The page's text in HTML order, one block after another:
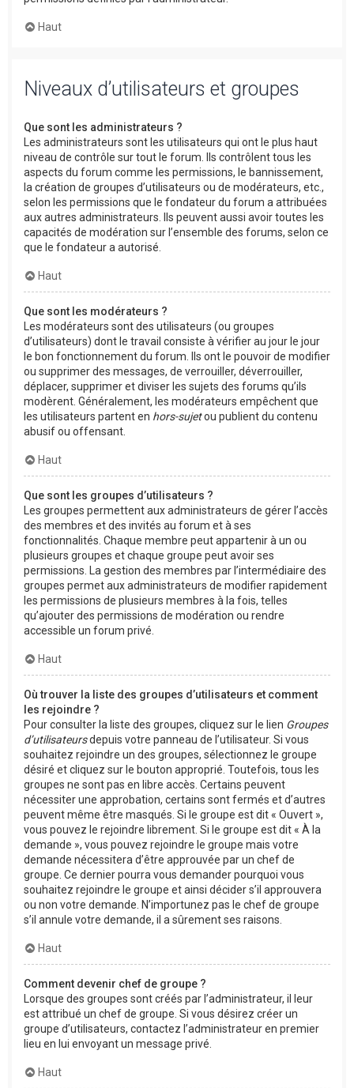
Haut
Niveaux d’utilisateurs et groupes
Que sont les administrateurs ?
Les administrateurs sont les utilisateurs qui ont le plus haut
niveau de contrôle sur tout le forum. Ils contrôlent tous les
aspects du forum comme les permissions, le bannissement,
la création de groupes d’utilisateurs ou de modérateurs, etc.,
selon les permissions que le fondateur du forum a attribuées
aux autres administrateurs. Ils peuvent aussi avoir toutes les
capacités de modération sur l’ensemble des forums, selon ce
que le fondateur a autorisé.
Haut
Que sont les modérateurs ?
Les modérateurs sont des utilisateurs (ou groupes
d’utilisateurs) dont le travail consiste à vérifier au jour le jour
le bon fonctionnement du forum. Ils ont le pouvoir de modifier
ou supprimer des messages, de verrouiller, déverrouiller,
déplacer, supprimer et diviser les sujets des forums qu’ils
modèrent. Généralement, les modérateurs empêchent que
les utilisateurs partent en hors-sujetou publient du contenu
abusif ou offensant.
Haut
Que sont les groupes d’utilisateurs ?
Les groupes permettent aux administrateurs de gérer l’accès
des membres et des invités au forum et à ses
fonctionnalités. Chaque membre peut appartenir à un ou
plusieurs groupes et chaque groupe peut avoir ses
permissions. La gestion des membres par l’intermédiaire des
groupes permet aux administrateurs de modifier rapidement
les permissions de plusieurs membres à la fois, telles
qu’ajouter des permissions de modération ou rendre
accessible un forum privé.
Haut
Où trouver la liste des groupes d’utilisateurs et comment
les rejoindre ?
Pour consulter la liste des groupes, cliquez sur le lien Groupes
d’utilisateursdepuis votre panneau de l’utilisateur. Si vous
souhaitez rejoindre un des groupes, sélectionnez le groupe
désiré et cliquez sur le bouton approprié. Toutefois, tous les
groupes ne sont pas en libre accès. Certains peuvent
nécessiter une approbation, certains sont fermés et d’autres
peuvent même être masqués. Si le groupe est dit « Ouvert »,
vous pouvez le rejoindre librement. Si le groupe est dit « À la
demande », vous pouvez rejoindre le groupe mais votre
demande nécessitera d’être approuvée par un chef de
groupe. Ce dernier pourra vous demander pourquoi vous
souhaitez rejoindre le groupe et ainsi décider s’il approuvera
ou non votre demande. N’importunez pas le chef de groupe
s’il annule votre demande, il a sûrement ses raisons.
Haut
Comment devenir chef de groupe ?
Lorsque des groupes sont créés par l’administrateur, il leur
est attribué un chef de groupe. Si vous désirez créer un
groupe d’utilisateurs, contactez l’administrateur en premier
lieu en lui envoyant un message privé.
Haut